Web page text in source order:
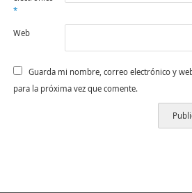
*
Web
Guarda mi nombre, correo electrónico y
para la próxima vez que comente.